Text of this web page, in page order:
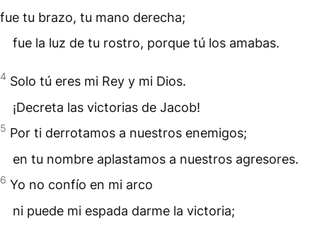
fue tu brazo, tu mano derecha;
fue la luz de tu rostro, porque tú los amabas.
4 Solo tú eres mi Rey y mi Dios.
¡Decreta las victorias de Jacob!
5 Por ti derrotamos a nuestros enemigos;
en tu nombre aplastamos a nuestros agresores.
6 Yo no confío en mi arco
ni puede mi espada darme la victoria;